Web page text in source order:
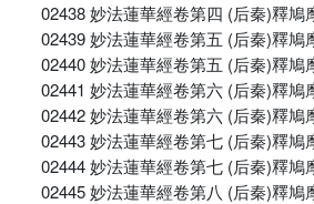
02438 妙法蓮華經卷第四 (后秦)釋
02439 妙法蓮華經卷第五 (后秦)釋
02440 妙法蓮華經卷第五 (后秦)釋
02441 妙法蓮華經卷第六 (后秦)釋
02442 妙法蓮華經卷第六 (后秦)釋
02443 妙法蓮華經卷第七 (后秦)釋
02444 妙法蓮華經卷第七 (后秦)釋
02445 妙法蓮華經卷第八 (后秦)釋